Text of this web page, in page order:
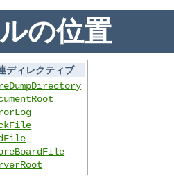
の位置
ディレクティブ